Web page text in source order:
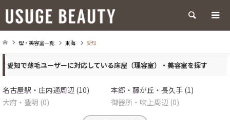
検索
理・美容室一覧 東海 愛知
愛知で薄毛ユーザーに対応している床屋（理容室）・美容室を探す
名古屋駅・庄内通周辺 (10)
本郷・藤が丘・長久手 (1)
大府・豊明 (0)
御器所・吹上周辺 (0)